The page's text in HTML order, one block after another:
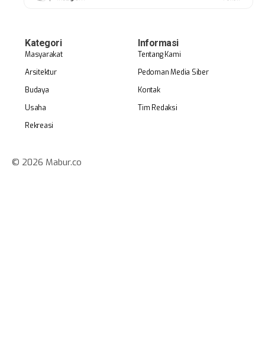
Kategori
Masyarakat
Arsitektur
Budaya
Usaha
Rekreasi
Informasi
Tentang Kami
Pedoman Media Siber
Kontak
Tim Redaksi
© 2026 Mabur.co